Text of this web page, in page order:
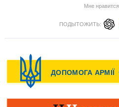
Мне нравится
ПОДЫТОЖИТЬ: